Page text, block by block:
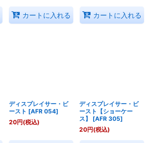
カートに入れる カートに入れる
ディスプレイサー・ビ
ースト [AFR 054]
20円(税込)
ディスプレイサー・ビ
ースト【ショーケー
ス】
[AFR 305]
20円(税込)